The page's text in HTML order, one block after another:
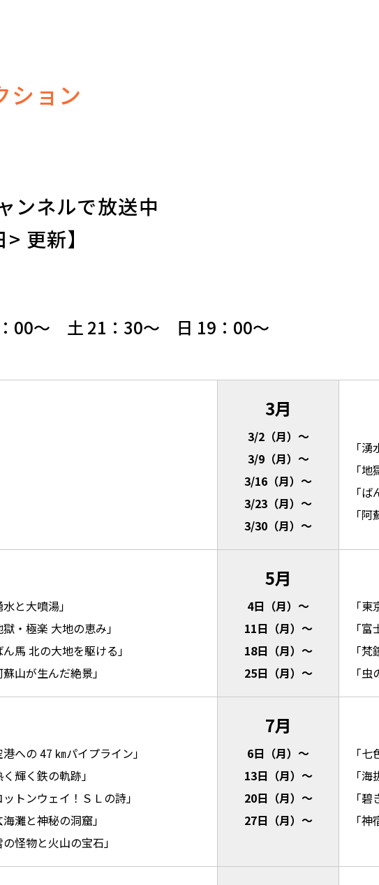
ション
ンネルで放送中
更新】
00～ 土 21：30～ 日 19：00～
3月
3/2（月）～
3/9（月）～
3/16（月）～
3/23（月）～
3/30（月）～
「
「
「
「
水と大噴湯」
獄・極楽 大地の恵み」
ん馬 北の大地を駆ける」
蘇山が生んだ絶景」
5月
4日（月）～
11日（月）～
18日（月）～
25日（月）～
「
「
「
「
港への 47 ㎞パイプライン」
く輝く鉄の軌跡」
ットンウェイ！ＳＬの詩」
海灘と神秘の洞窟」
の怪物と火山の宝石」
7月
6日（月）～
13日（月）～
20日（月）～
27日（月）～
「
「
「
「